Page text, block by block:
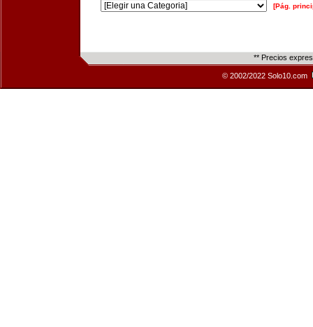
[Pág.
** Precios
© 2002/2022 Solo10.com